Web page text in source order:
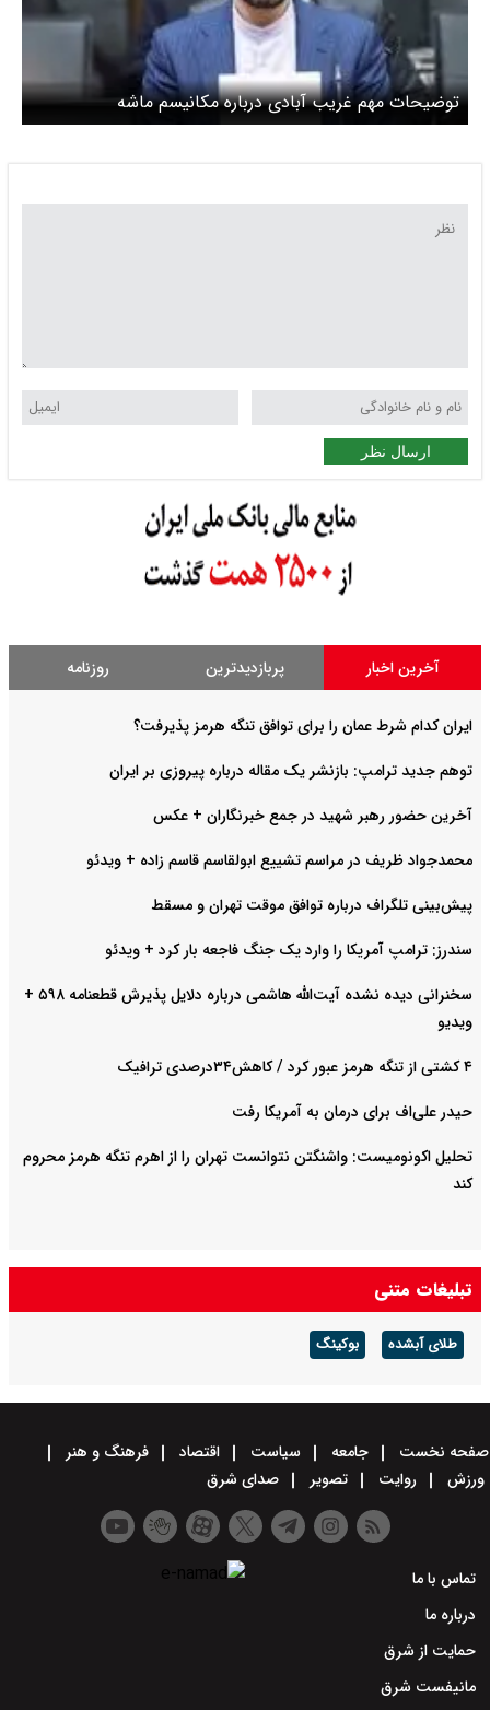
توضیحات مهم غریب آبادی درباره مکانیسم ماشه
ارسال نظر
آخرین اخبار پربازدیدترین روزنامه
ایران کدام شرط عمان را برای توافق تنگه هرمز پذیرفت؟
توهم جدید ترامپ: بازنشر یک مقاله درباره پیروزی بر ایران
آخرین حضور رهبر شهید در جمع خبرنگاران + عکس
محمدجواد ظریف در مراسم تشییع ابولقاسم قاسم زاده + ویدئو
پیش‌بینی تلگراف درباره توافق موقت تهران و مسقط
سندرز: ترامپ آمریکا را وارد یک جنگ فاجعه بار کرد + ویدئو
سخنرانی دیده نشده آیت‌الله هاشمی درباره دلایل پذیرش قطعنامه ۵۹۸ +
ویدیو
۴ کشتی از تنگه هرمز عبور کرد / کاهش۳۴درصدی ترافیک
حیدر علی‌اف برای درمان به آمریکا رفت
تحلیل اکونومیست: واشنگتن نتوانست تهران را از اهرم تنگه هرمز محروم
کند
تبلیغات متنی
طلای آبشده بوکینگ
صفحه نخست جامعه سیاست اقتصاد
فرهنگ و هنر
ورزش
روایت تصویر صدای شرق
تماس با ما
درباره ما
حمایت از شرق
مانیفست شرق